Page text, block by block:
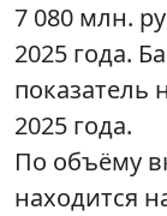
7 080 млн.
2025 года.
показатель
2025 года.
По объёму
находится